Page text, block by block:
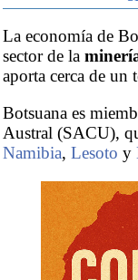
La economía de
sector de la
aporta cerca de un
Botsuana es
Austral (SACU),
Namibia, Lesoto y